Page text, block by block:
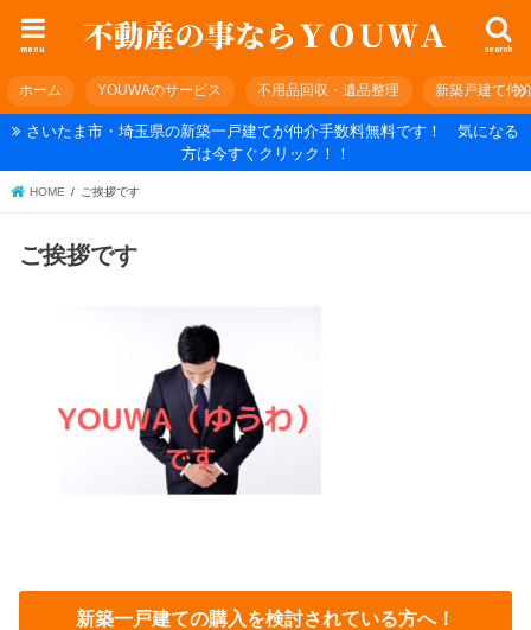
search
menu
ホーム YOUWAのサービス 不用品回収・遺品整理 新築戸建て仲
さいたま市・埼玉県の新築一戸建てが仲介手数料無料です！ 気になる
方は今すぐクリック！！
HOME ご挨拶です
ご挨拶です
新築一戸建ての購入を検討されている方へ！